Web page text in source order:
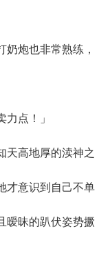
炮也非常熟练，
点！」
高地厚的渎神之
才意识到自己不单
暧昧的趴伏姿势撅